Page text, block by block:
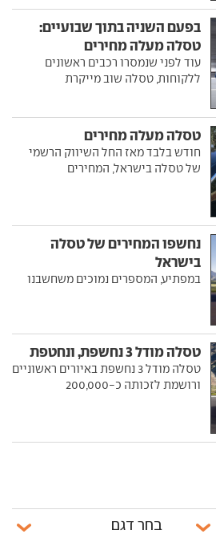
בפעם השניה בתוך שבועיים:
טסלה מעלה מחירים
עוד לפני שנמסרו רכבים ראשונים
ללקוחות, טסלה שוב מייקרת
טסלה מעלה מחירים
חודש בלבד מאז החל השיווק הרשמי
של טסלה בישראל, המחירים
נחשפו המחירים של טסלה
בישראל
במפתיע, המספרים נמוכים משחשבנו
טסלה מודל 3 נחשפת, ונחטפת
טסלה מודל 3 נחשפת באיורים ראשוניים
ורושמת לזכותה כ-200,000